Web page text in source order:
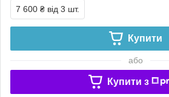
7 600 ₴ від 3 шт.
Купити
або
Купити з